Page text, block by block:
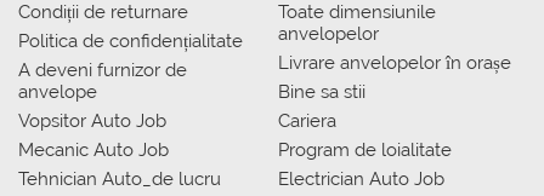
Condiții de returnare
Politica de confidențialitate
A deveni furnizor de
anvelope
Vopsitor Auto Job
Mecanic Auto Job
Tehnician Auto_de lucru
Toate dimensiunile
anvelopelor
Livrare anvelopelor în orașe
Bine sa stii
Cariera
Program de loialitate
Electrician Auto Job